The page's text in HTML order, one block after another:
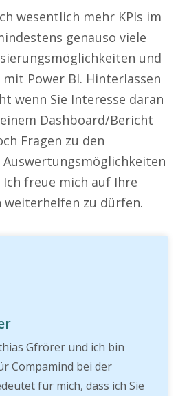
wesentlich mehr KPIs im
genauso viele
und
Power BI. Hinterlassen
wenn Sie Interesse daran
Dashboard/Bericht
Fragen zu den
freue mich auf Ihre
weiterhelfen zu dürfen.
Gfrörer und ich bin
Compamind bei der
für mich, dass ich Sie